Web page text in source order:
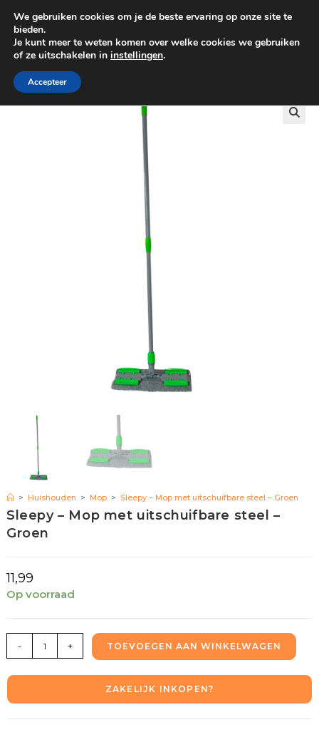
GRATIS BEZORGING VANAF €100
> Huishouden > Mop > Sleepy – Mop met uitschuifbare steel – Groen
Sleepy – Mop met uitschuifbare steel –
Groen
11,99
Op voorraad
- + TOEVOEGEN AAN WINKELWAGEN
ZAKELIJK INKOPEN?
We gebruiken cookies om je de beste ervaring op onze site te
bieden.
Je kunt meer te weten komen over welke cookies we gebruiken
of ze uitschakelen in instellingen.
Accepteer